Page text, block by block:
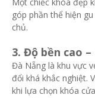
góp phần thể hiện
chủ.
3. Độ bền cao
Đà Nẵng là khu vực
đổi khá khắc nghiệt.
khi lựa chọn khóa